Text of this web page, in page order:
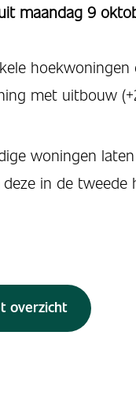
maandag 9
met uitbouw
woningen
in de
overzicht